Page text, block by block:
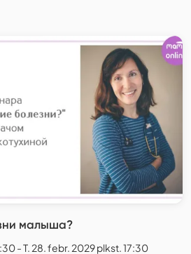
малыша?
- T. 28. febr. 2029 plkst. 17:30